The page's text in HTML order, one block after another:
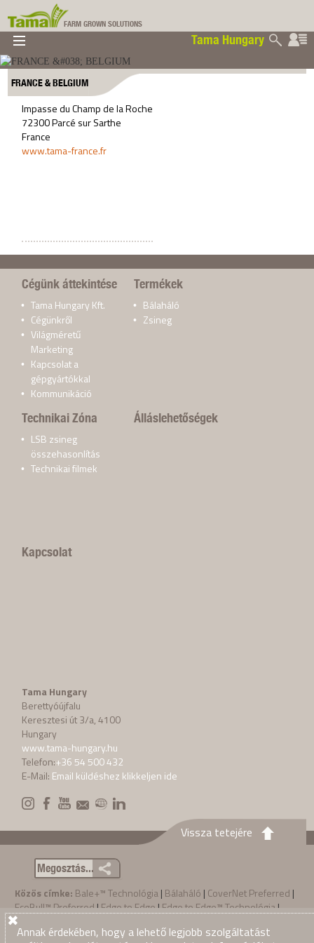
Tama Hungary
FARM GROWN SOLUTIONS
Tama Hungary
▼
▼
▼
FRANCE & BELGIUM
Impasse du Champ de la Roche
72300 Parcé sur Sarthe
France
www.tama-france.fr
Cégünk áttekintése
Tama Hungary Kft.
Cégünkről
Világméretű
Marketing
Kapcsolat a
gépgyártókkal
Kommunikáció
Termékek
Bálaháló
Zsineg
Technikai Zóna
LSB zsineg
összehasonlítás
Technikai filmek
Álláslehetőségek
Kapcsolat
Tama Hungary
Berettyóújfalu
Keresztesi út 3/a, 4100
Hungary
www.tama-hungary.hu
Telefon:+36 54 500 432
E-Mail: Email küldéshez klikkeljen ide
Vissza tetejére
Megosztás...
Közös címke: Bale+™ Technológia| Bálaháló | CoverNet Preferred |
EcoBull™ Preferred| Edge to Edge| Edge to Edge™ Technológia|
nagy bála
bálazsinegek|Tama LSB zsineg|Tama Marathon®|TamaTwine™
Annak érdekében, hogy a lehető legjobb szolgáltatást